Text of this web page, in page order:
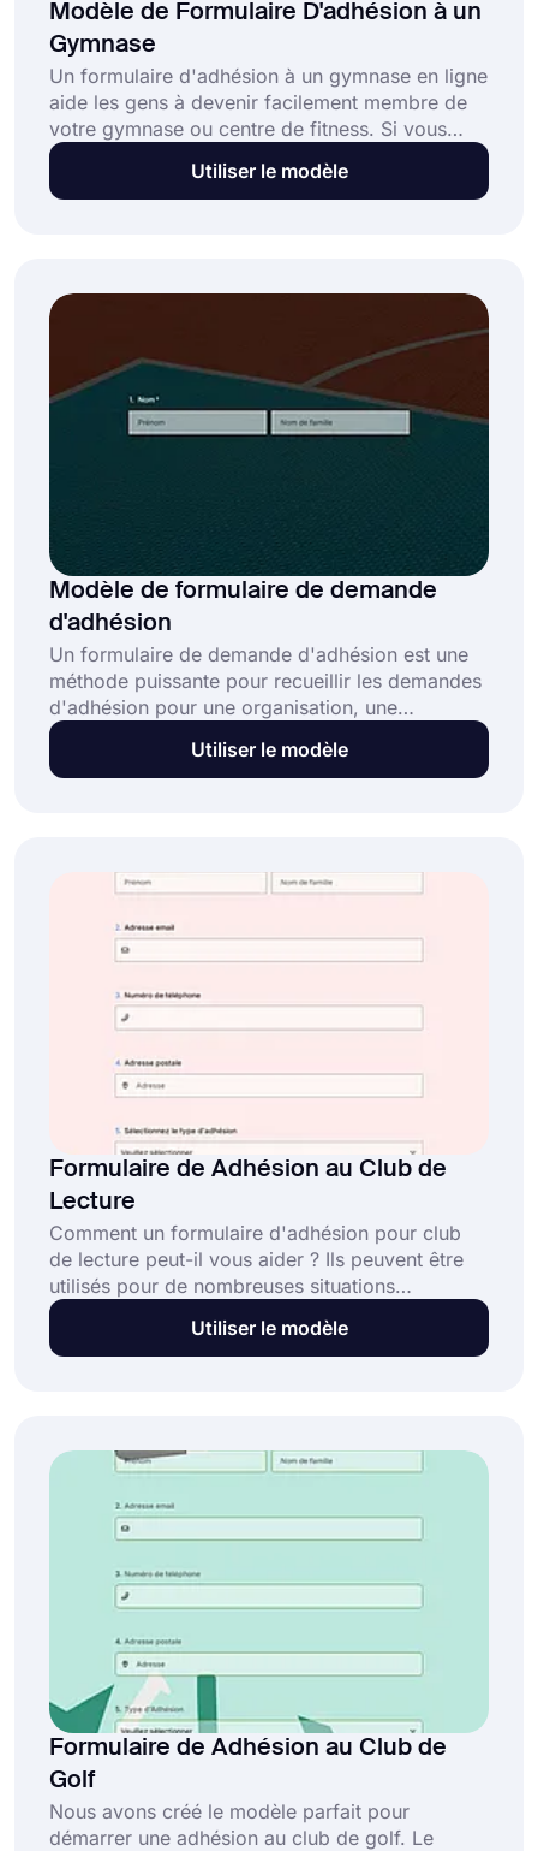
Modèle de Formulaire D'adhésion à un
Gymnase
Un formulaire d'adhésion à un gymnase en ligne
aide les gens à devenir facilement membre de
votre gymnase ou centre de fitness. Si vous
recherchez une solution efficace pour accepter
les membres, forms.app offre les meilleures
Utiliser le modèle
Modèle de formulaire de demande
d'adhésion
Un formulaire de demande d'adhésion est une
méthode puissante pour recueillir les demandes
d'adhésion pour une organisation, une
association ou un club. Ce formulaire de
demande d'adhésion gratuit et entièrement
Utiliser le modèle
Formulaire de Adhésion au Club de
Lecture
Comment un formulaire d'adhésion pour club
de lecture peut-il vous aider ? Ils peuvent être
utilisés pour de nombreuses situations
différentes, forms.app vous aidera à créer votre
modèle de formulaire d'adhésion pour club de
Utiliser le modèle
Formulaire de Adhésion au Club de
Golf
Nous avons créé le modèle parfait pour
démarrer une adhésion au club de golf. Le